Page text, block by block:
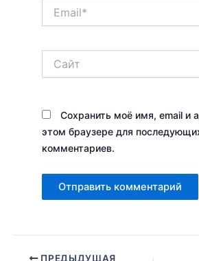
Сохранить моё имя, email и
этом браузере для
комментариев.
ПРЕДЫДУЩАЯ